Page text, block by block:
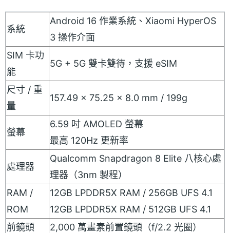
系統
Android 16 作業系統、Xiaomi HyperOS
3 操作介面
SIM 卡功
能
5G + 5G 雙卡雙待，支援 eSIM
尺寸 / 重
量
157.49 x 75.25 x 8.0 mm / 199g
螢幕
6.59 吋 AMOLED 螢幕
最高 120Hz 更新率
處理器
Qualcomm Snapdragon 8 Elite 八核心處
理器（3nm 製程）
RAM /
ROM
12GB LPDDR5X RAM / 256GB UFS 4.1
12GB LPDDR5X RAM / 512GB UFS 4.1
前鏡頭
2,000 萬畫素前置鏡頭（f/2.2 光圈）